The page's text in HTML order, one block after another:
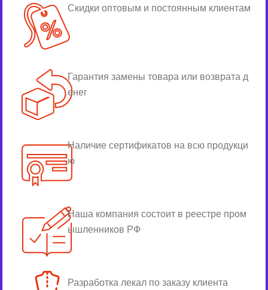
Скидки оптовым и постоянным клиентам
Гарантия замены товара или возврата д
енег
Наличие сертификатов на всю продукци
ю
Наша компания состоит в реестре пром
ышленников РФ
Разработка лекал по заказу клиента